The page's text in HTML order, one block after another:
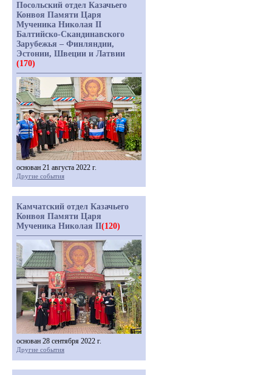
Посольский отдел Казачьего
Конвоя Памяти Царя
Мученика Николая II
Балтийско-Скандинавского
Зарубежья – Финляндии,
Эстонии, Швеции и Латвии
(170)
основан 21 августа 2022 г.
Другие события
Камчатский отдел Казачьего
Конвоя Памяти Царя
Мученика Николая II(120)
основан 28 сентября 2022 г.
Другие события